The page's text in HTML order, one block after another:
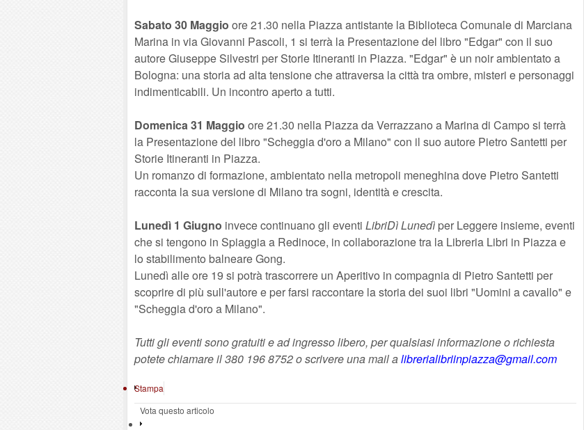
Sabato 30 Maggio ore 21.30 nella Piazza antistante la Biblioteca Comunale di Marciana
Marina in via Giovanni Pascoli, 1 si terrà la Presentazione del libro "Edgar" con il suo
autore Giuseppe Silvestri per Storie Itineranti in Piazza. "Edgar" è un noir ambientato a
Bologna: una storia ad alta tensione che attraversa la città tra ombre, misteri e personaggi
indimenticabili. Un incontro aperto a tutti.
Domenica 31 Maggio ore 21.30 nella Piazza da Verrazzano a Marina di Campo si terrà
la Presentazione del libro "Scheggia d'oro a Milano" con il suo autore Pietro Santetti per
Storie Itineranti in Piazza.
Un romanzo di formazione, ambientato nella metropoli meneghina dove Pietro Santetti
racconta la sua versione di Milano tra sogni, identità e crescita.
Lunedì 1 Giugno invece continuano gli eventi LibriDì Lunedì per Leggere insieme, eventi
che si tengono in Spiaggia a Redinoce, in collaborazione tra la Libreria Libri in Piazza e
lo stabilimento balneare Gong.
Lunedì alle ore 19 si potrà trascorrere un Aperitivo in compagnia di Pietro Santetti per
scoprire di più sull'autore e per farsi raccontare la storia dei suoi libri "Uomini a cavallo" e
"Scheggia d'oro a Milano".
Tutti gli eventi sono gratuiti e ad ingresso libero, per qualsiasi informazione o richiesta
potete chiamare il 380 196 8752 o scrivere una mail alibrerialibriinpiazza@gmail.com
Stampa
Vota questo articolo